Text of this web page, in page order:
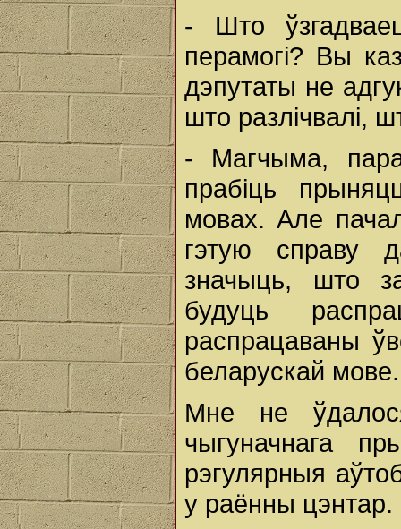
- Што
перамогі? Вы
дэпутаты не
што разлічвалі,
- Магчыма,
прабіць
мовах. Але
гэтую справу
значыць, што
будуць
распрацаваны
беларускай мове.
Мне не
чыгуначнага
рэгулярныя
у раённы цэнтар.